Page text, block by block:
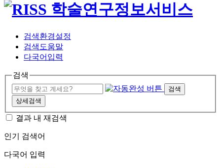
검색환경설정
검색도움말
다국어입력
검색
검색
상세검색
결과 내 재검색
인기 검색어
다국어 입력